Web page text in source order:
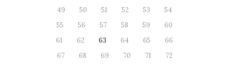
49
50 51 52 53
54
55
56 57 58 59
60
61
62 63 64 65
66
67
68 69 70 71
72